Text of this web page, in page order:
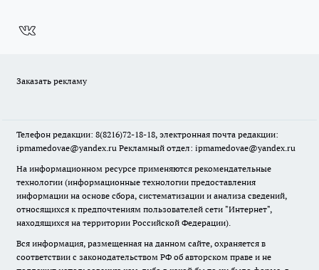
Заказать рекламу
Телефон редакции: 8(8216)72-18-18, электронная почта редакции:
ipmamedovae@yandex.ru Рекламный отдел: ipmamedovae@yandex.ru
На информационном ресурсе применяются рекомендательные
технологии (информационные технологии предоставления
информации на основе сбора, систематизации и анализа сведений,
относящихся к предпочтениям пользователей сети "Интернет",
находящихся на территории Российской Федерации).
Вся информация, размещенная на данном сайте, охраняется в
соответствии с законодательством РФ об авторском праве и не